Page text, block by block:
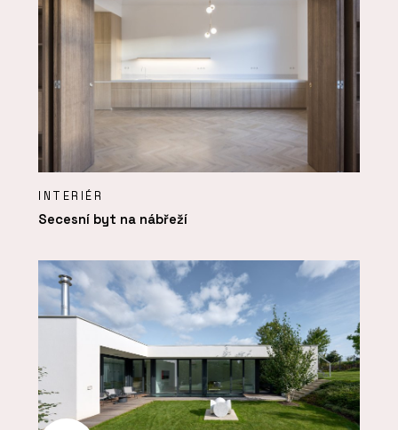
INTERIÉR
Secesní byt na nábřeží